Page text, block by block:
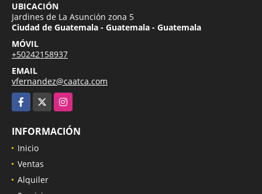
UBICACIÓN
Jardines de La Asunción zona 5
Ciudad de Guatemala - Guatemala - Guatemala
MÓVIL
+50242158937
EMAIL
vfernandez@caatca.com
Facebook
Instagram
INFORMACIÓN
Inicio
Ventas
Alquiler